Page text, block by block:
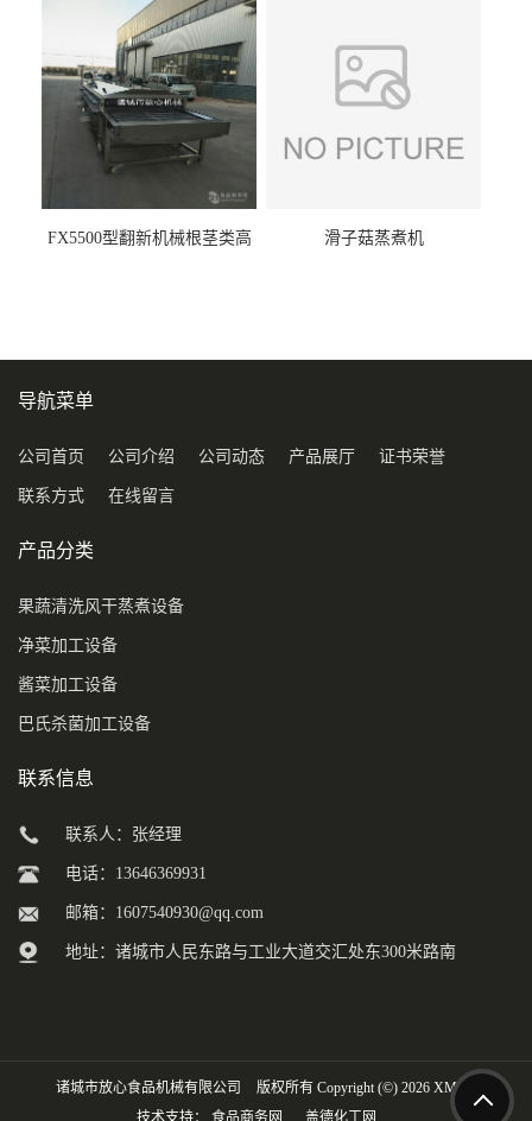
FX5500型翻新机械根茎类高
滑子菇蒸煮机
导航菜单
公司首页 公司介绍 公司动态 产品展厅 证书荣誉
联系方式 在线留言
产品分类
果蔬清洗风干蒸煮设备
净菜加工设备
酱菜加工设备
巴氏杀菌加工设备
联系信息
联系人：张经理
电话：13646369931
邮箱： 1607540930@qq.com
地址：诸城市人民东路与工业大道交汇处东300米路南
诸城市放心食品机械有限公司 版权所有 Copyright (©) 2026 XML
技术支持： 食品商务网 盖德化工网